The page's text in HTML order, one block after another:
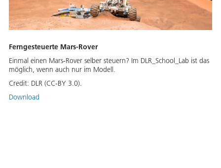
Ferngesteuerte Mars-Rover
Einmal einen Mars-Rover selber steuern? Im DLR_School_Lab ist das
möglich, wenn auch nur im Modell.
Credit: DLR (CC-BY 3.0).
Download